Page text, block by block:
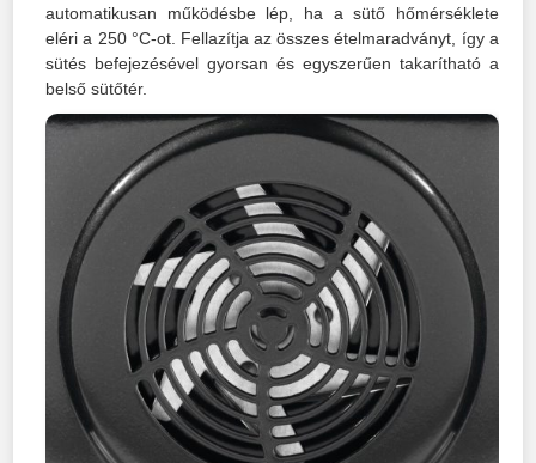
automatikusan működésbe lép, ha a sütő hőmérséklete
eléri a 250 °C-ot. Fellazítja az összes ételmaradványt, így a
sütés befejezésével gyorsan és egyszerűen takarítható a
belső sütőtér.